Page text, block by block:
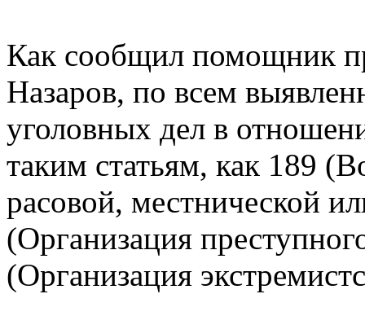
Как сообщил помощник
Назаров, по всем
уголовных дел в
таким статьям, как 189
расовой, местнической
(Организация
(Организация